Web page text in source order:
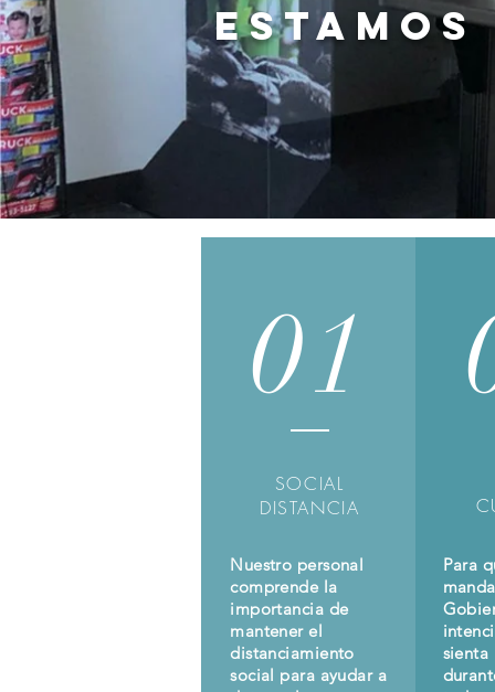
01
SOCIAL
DISTANCIA
Nuestro personal
comprende la
importancia de
mantener el
distanciamiento
social para ayudar a
Para
sienta